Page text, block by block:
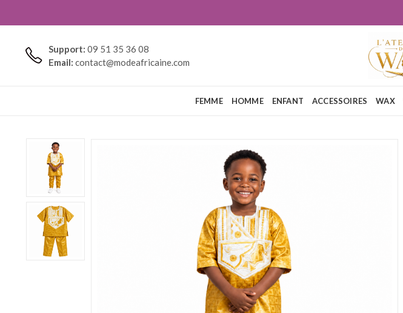
Support: 09 51 35 36 08
Email: contact@modeafricaine.com
FEMME HOMME ENFANT ACCESSOIRES WAX